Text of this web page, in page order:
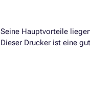
Hauptvorteile
Drucker ist eine